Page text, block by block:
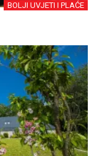
BOLJI UVJETI I PLAĆE